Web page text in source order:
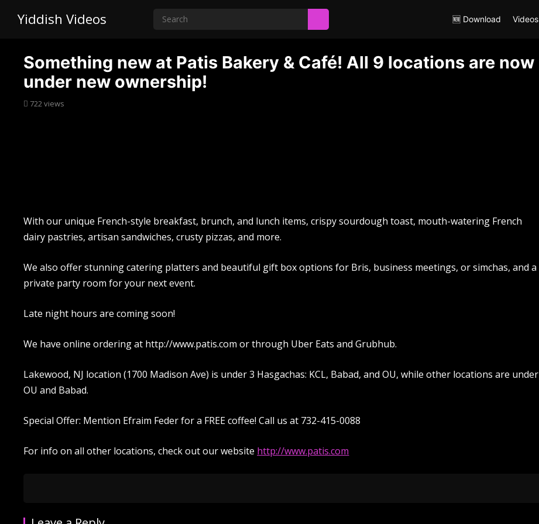
Yiddish Videos 🆕 Download Videos
Something new at Patis Bakery & Café! All 9 locations are now
under new ownership!
722views
With our unique French-style breakfast, brunch, and lunch items, crispy sourdough toast, mouth-watering French
dairy pastries, artisan sandwiches, crusty pizzas, and more.
We also offer stunning catering platters and beautiful gift box options for Bris, business meetings, or simchas, and a
private party room for your next event.
Late night hours are coming soon!
We have online ordering at http://www.patis.com or through Uber Eats and Grubhub.
Lakewood, NJ location (1700 Madison Ave) is under 3 Hasgachas: KCL, Babad, and OU, while other locations are under
OU and Babad.
Special Offer: Mention Efraim Feder for a FREE coffee! Call us at 732-415-0088
For info on all other locations, check out our website http://www.patis.com